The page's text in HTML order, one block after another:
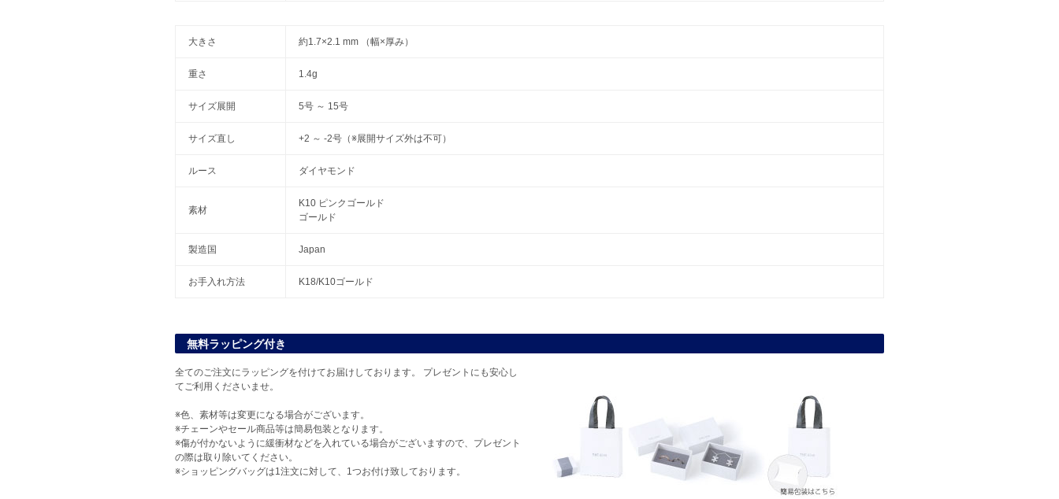
大きさ 約1.7×2.1 mm （幅×厚み）
重さ 1.4g
サイズ展開 5号 ～ 15号
サイズ直し +2 ～ -2号（※展開サイズ外は不可）
ルース ダイヤモンド
素材
K10 ピンクゴールド
ゴールド
製造国 Japan
お手入れ方法 K18/K10ゴールド
無料ラッピング付き
全てのご注文にラッピングを付けてお届けしております。 プレゼントにも安心し
てご利用くださいませ。
※色、素材等は変更になる場合がございます。
※チェーンやセール商品等は簡易包装となります。
※傷が付かないように緩衝材などを入れている場合がございますので、プレゼント
の際は取り除いてください。
※ショッピングバッグは1注文に対して、1つお付け致しております。